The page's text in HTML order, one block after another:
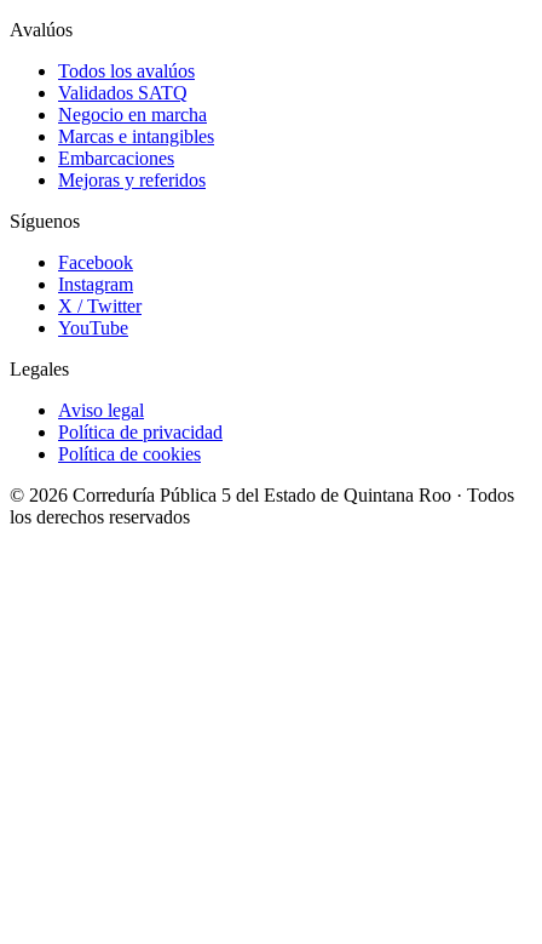
Avalúos
Todos los avalúos
Validados SATQ
Negocio en marcha
Marcas e intangibles
Embarcaciones
Mejoras y referidos
Síguenos
Facebook
Instagram
X / Twitter
YouTube
Legales
Aviso legal
Política de privacidad
Política de cookies
© 2026 Correduría Pública 5 del Estado de Quintana Roo · Todos
los derechos reservados